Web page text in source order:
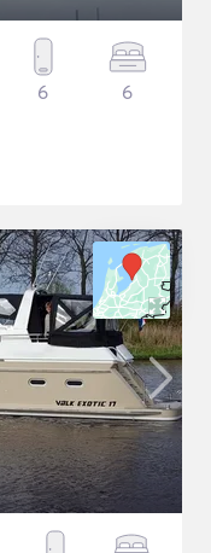
6 6